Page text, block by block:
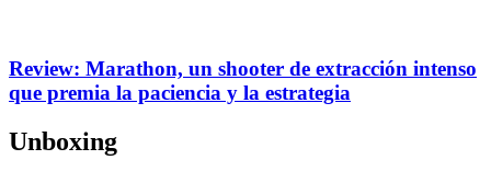
Review: Marathon, un shooter de extracción intenso
que premia la paciencia y la estrategia
Unboxing